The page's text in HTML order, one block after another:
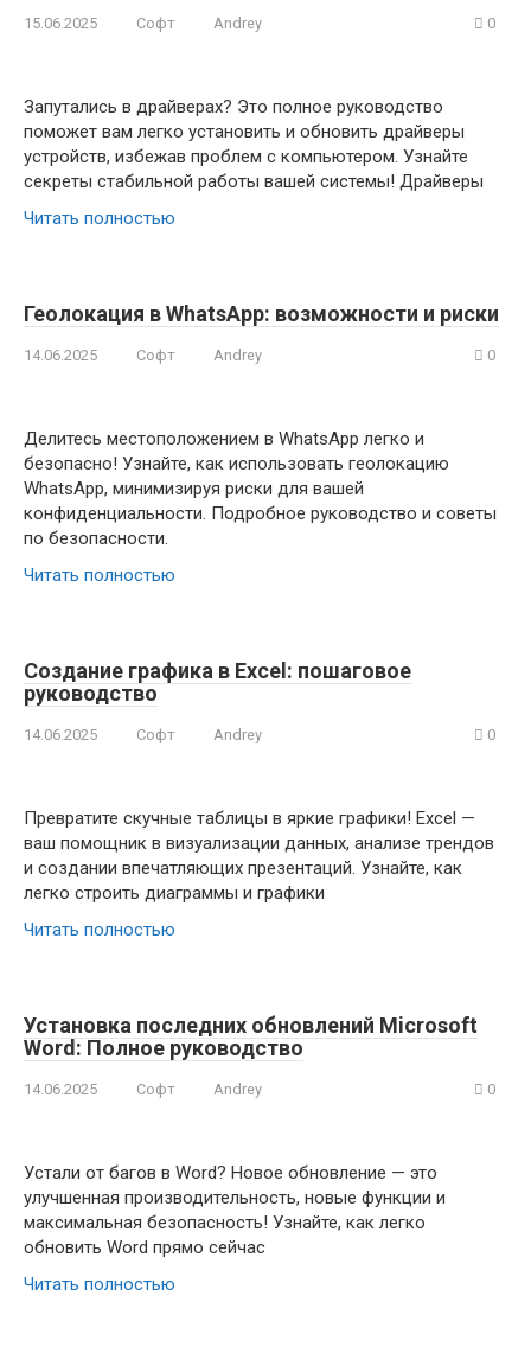
15.06.2025 Софт Andrey 0
Запутались в драйверах? Это полное руководство
поможет вам легко установить и обновить драйверы
устройств, избежав проблем с компьютером. Узнайте
секреты стабильной работы вашей системы! Драйверы
Читать полностью
Геолокация в WhatsApp: возможности и риски
14.06.2025 Софт Andrey 0
Делитесь местоположением в WhatsApp легко и
безопасно! Узнайте, как использовать геолокацию
WhatsApp, минимизируя риски для вашей
конфиденциальности. Подробное руководство и советы
по безопасности.
Читать полностью
Создание графика в Excel: пошаговое
руководство
14.06.2025 Софт Andrey 0
Превратите скучные таблицы в яркие графики! Excel —
ваш помощник в визуализации данных, анализе трендов
и создании впечатляющих презентаций. Узнайте, как
легко строить диаграммы и графики
Читать полностью
Установка последних обновлений Microsoft
Word: Полное руководство
14.06.2025 Софт Andrey 0
Устали от багов в Word? Новое обновление — это
улучшенная производительность, новые функции и
максимальная безопасность! Узнайте, как легко
обновить Word прямо сейчас
Читать полностью